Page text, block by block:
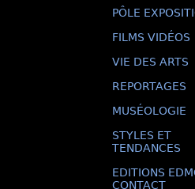
PÔLE
FILMS VIDÉOS
VIE DES ARTS
REPORTAGES
MUSÉOLOGIE
STYLES ET
TENDANCES
EDITIONS
CONTACT